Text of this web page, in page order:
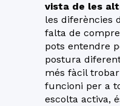
vista de les
les diferències
falta de
pots entendre
postura
més fàcil
funcioni per a
escolta activa,